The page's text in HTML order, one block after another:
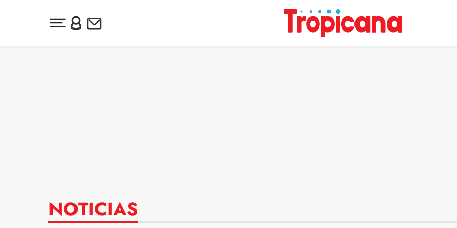
Desplegar menú principal
Inicia sesión o regístrate
Newsletter
NOTICIAS